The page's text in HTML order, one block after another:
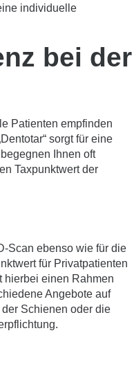
individuelle
bei der
Patienten empfinden
sorgt für eine
Ihnen oft
Taxpunktwert der
Scan ebenso wie für die
für Privatpatienten
hierbei einen Rahmen
Angebote auf
Schienen oder die